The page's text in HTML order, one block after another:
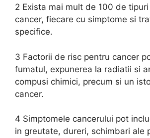
2 Exista mai mult de 100 de
cancer, fiecare cu simptome si
specifice.
3 Factorii de risc pentru cancer
fumatul, expunerea la radiatii si
compusi chimici, precum si un
cancer.
4 Simptomele cancerului pot
in greutate, dureri, schimbari ale